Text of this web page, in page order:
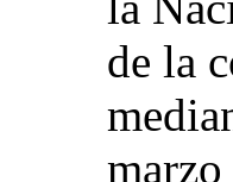
de la